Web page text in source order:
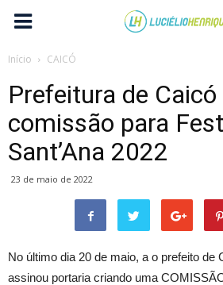
Início CAICÓ
Prefeitura de
comissão para
Sant’Ana 2022
23 de maio de 2022
No último dia 20 de maio, a o prefeito de
assinou portaria criando uma